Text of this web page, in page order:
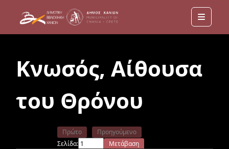
Menu
Κνωσός, Αίθουσα
του Θρόνου
Πρώτο
Προηγούμενο
Σελίδα:
Μετάβαση